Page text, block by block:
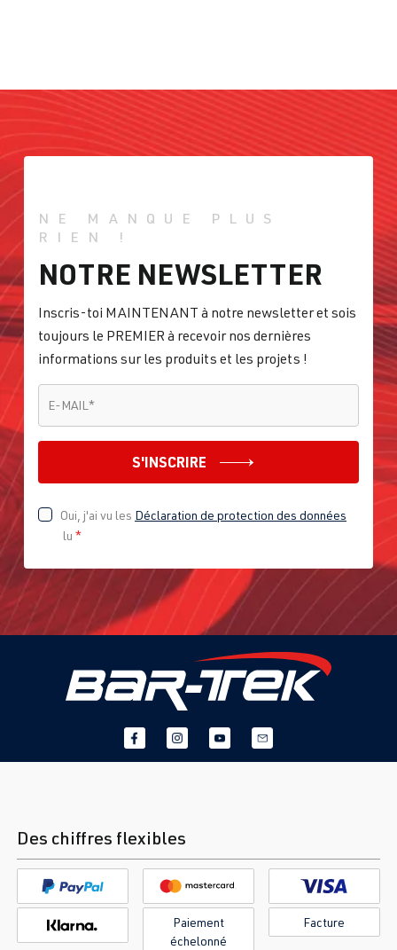
NE MANQUE PLUS
RIEN !
NOTRE NEWSLETTER
Inscris-toi MAINTENANT à notre newsletter et sois
toujours le PREMIER à recevoir nos dernières
informations sur les produits et les projets !
E-MAIL *
S'INSCRIRE
Oui, j'ai vu les Déclaration de protection des données
lu *
Des chiffres flexibles
Paiement
échelonné
Facture